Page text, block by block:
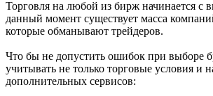
Торговля на любой из бирж начинается с
данный момент существует масса
которые обманывают трейдеров.
Что бы не допустить ошибок при выборе
учитывать не только торговые условия и
дополнительных сервисов: